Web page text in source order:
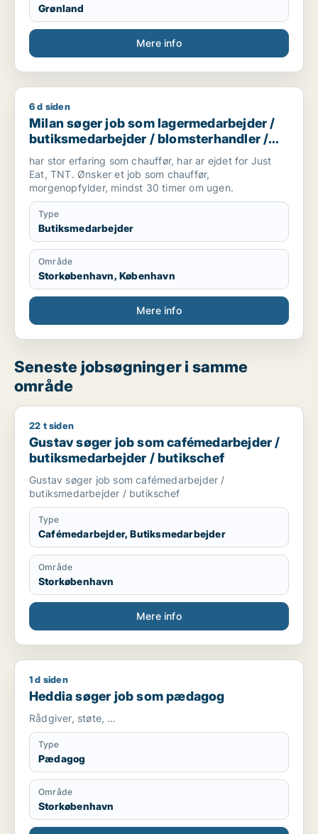
Grønland
Mere info
Milan søger job som lagermedarbejder /
6 d siden
Milan søger job som lagermedarbejder /
butiksmedarbejder / blomsterhandler /
chauffør
har stor erfaring som chauffør, har ar ejdet for Just
Eat, TNT. Ønsker et job som chauffør,
morgenopfylder, mindst 30 timer om ugen.
Type
Butiksmedarbejder
Område
Storkøbenhavn, København
Mere info
Seneste jobsøgninger i samme
område
Gustav søger job som cafémedarbejder /
22 t siden
Gustav søger job som cafémedarbejder /
butiksmedarbejder / butikschef
Gustav søger job som cafémedarbejder /
butiksmedarbejder / butikschef
Type
Cafémedarbejder, Butiksmedarbejder
Område
Storkøbenhavn
Mere info
Heddia søger job som pædagog
1 d siden
Heddia søger job som pædagog
Rådgiver, støte, …
Type
Pædagog
Område
Storkøbenhavn